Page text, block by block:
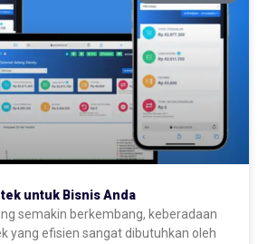
untuk Bisnis Anda
semakin berkembang, keberadaan
yang efisien sangat dibutuhkan oleh